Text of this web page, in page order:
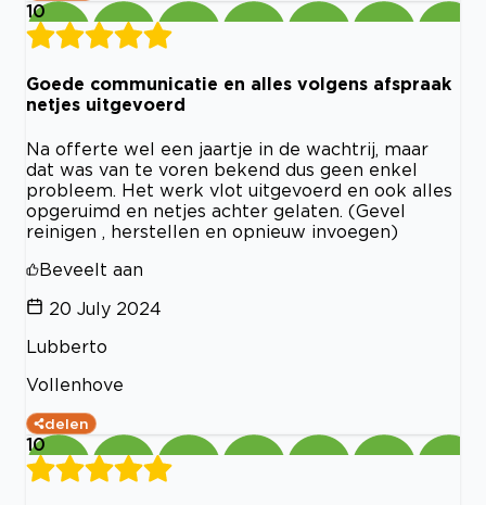
10
Goede communicatie en alles volgens afspraak
netjes uitgevoerd
Na offerte wel een jaartje in de wachtrij, maar
dat was van te voren bekend dus geen enkel
probleem. Het werk vlot uitgevoerd en ook alles
opgeruimd en netjes achter gelaten. (Gevel
reinigen , herstellen en opnieuw invoegen)
Beveelt aan
20 July 2024
Lubberto
Vollenhove
delen
10